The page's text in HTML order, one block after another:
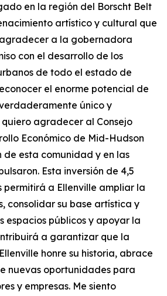
en la región del Borscht Belt
artístico y cultural que
a la gobernadora
con el desarrollo de los
de todo el estado de
el enorme potencial de
único y
quiero agradecer al Consejo
Económico de Mid-Hudson
de esta comunidad y en las
Esta inversión de 4,5
permitirá a Ellenville ampliar la
consolidar su base artística y
espacios públicos y apoyar la
a garantizar que la
honre su historia, abrace
nuevas oportunidades para
y empresas. Me siento